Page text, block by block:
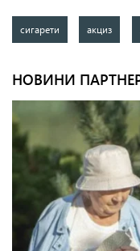
сигарети акциз